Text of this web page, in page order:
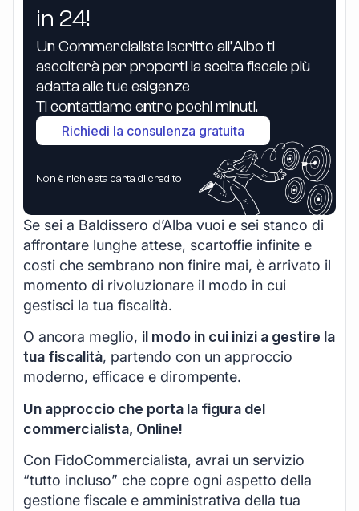
in 24!
Un Commercialista iscritto all’Albo ti
ascolterà per proporti la scelta fiscale più
adatta alle tue esigenze
Ti contattiamo entro pochi minuti.
Richiedi la consulenza gratuita
Non è richiesta carta di credito
Se sei a Baldissero d’Alba vuoi e sei stanco di
affrontare lunghe attese, scartoffie infinite e
costi che sembrano non finire mai, è arrivato il
momento di rivoluzionare il modo in cui
gestisci la tua fiscalità.
O ancora meglio, il modo in cui inizi a gestire la
tua fiscalità, partendo con un approccio
moderno, efficace e dirompente.
Un approccio che porta la figura del
commercialista, Online!
Con FidoCommercialista, avrai un servizio
“tutto incluso” che copre ogni aspetto della
gestione fiscale e amministrativa della tua